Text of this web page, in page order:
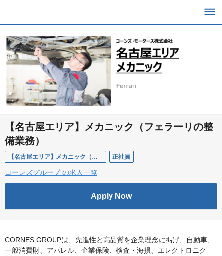
【名古屋エリア】メカニック（フェラーリの整
備業務）
【名古屋エリア】メカニック（フェラーリの整備業務） 正社員
コーンズグループ の求人一覧
Apply Now
CORNES GROUPは、先進性と高品質を企業理念に掲げ、自動車、
一般消費財、アパレル、企業保険、検査・海損、エレクトロニク